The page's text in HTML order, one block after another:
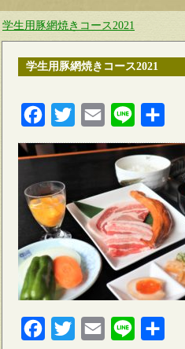
学生用豚網焼きコース2021
学生用豚網焼きコース2021
FacebookTwitter Email Line
FacebookTwitter Email Line